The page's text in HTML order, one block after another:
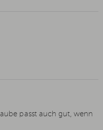
passt auch gut, wenn